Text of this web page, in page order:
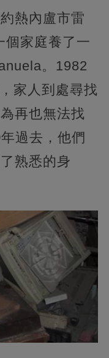
熱內盧市雷
個家庭養了一
。1982
家人到處尋找
再也無法找
過去，他們
熟悉的身